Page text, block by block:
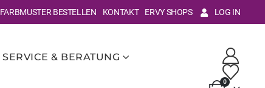
FARBMUSTER BESTELLEN KONTAKT ERVY SHOPS LOG IN
SERVICE & BERATUNG
0